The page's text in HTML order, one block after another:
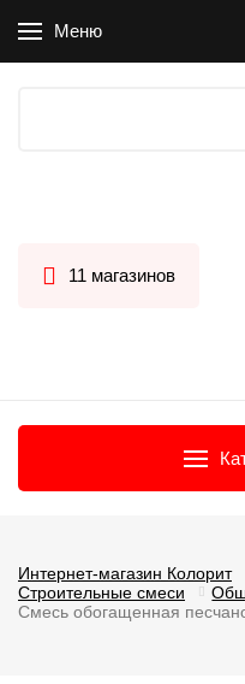
Меню
11 магазинов
Интернет-магазин Колорит
Строительные смеси
Смесь обогащенная